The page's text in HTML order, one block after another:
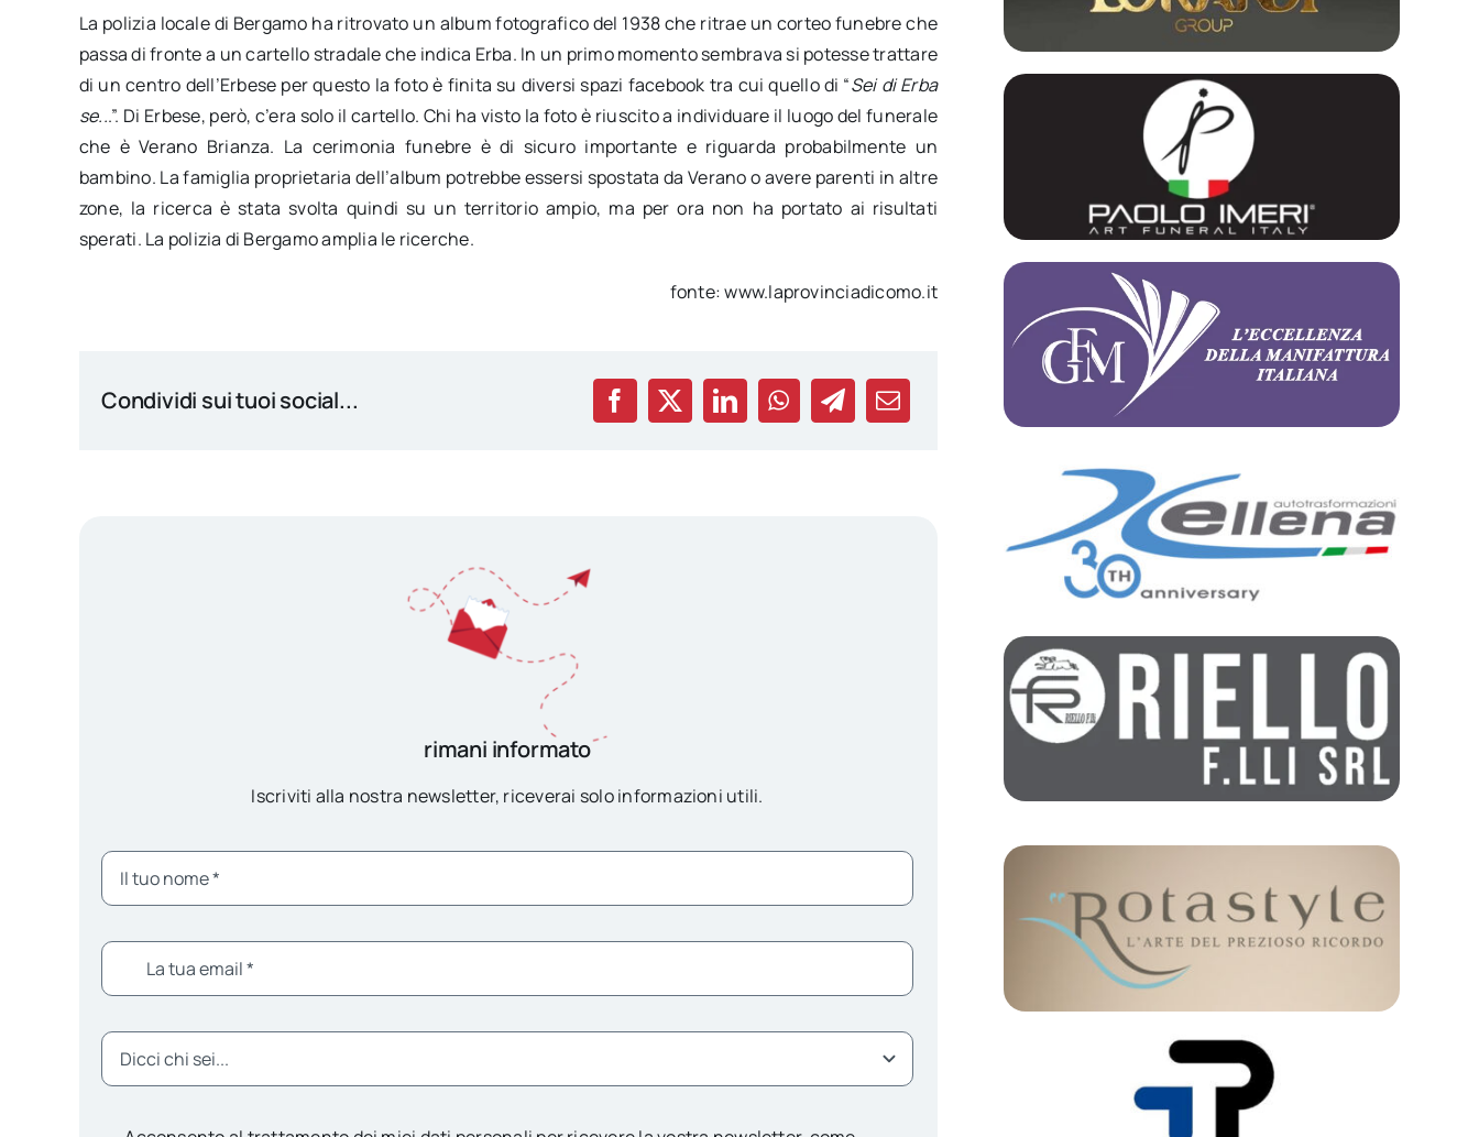
La polizia locale di Bergamo ha ritrovato un album fotografico del 1938 che ritrae un corteo funebre che
passa di fronte a un cartello stradale che indica Erba. In un primo momento sembrava si potesse trattare
di un centro dell’Erbese per questo la foto è finita su diversi spazi facebook tra cui quello di “Sei di Erba
se...”. Di Erbese, però, c’era solo il cartello. Chi ha visto la foto è riuscito a individuare il luogo del funerale
che è Verano Brianza. La cerimonia funebre è di sicuro importante e riguarda probabilmente un
bambino. La famiglia proprietaria dell’album potrebbe essersi spostata da Verano o avere parenti in altre
zone, la ricerca è stata svolta quindi su un territorio ampio, ma per ora non ha portato ai risultati
sperati. La polizia di Bergamo amplia le ricerche.
fonte: www.laprovinciadicomo.it
Condividi sui tuoi social...
rimani informato
Iscriviti alla nostra newsletter, riceverai solo informazioni utili.